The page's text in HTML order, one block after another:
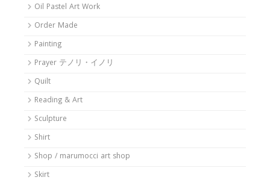
Oil Pastel Art Work
Order Made
Painting
Prayer テノリ・イノリ
Quilt
Reading & Art
Sculpture
Shirt
Shop / marumocci art shop
Skirt